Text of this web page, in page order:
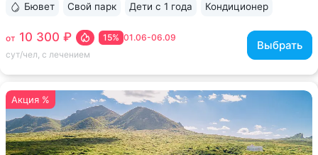
01.06-06.09
15%
от 10 300 ₽
сут/чел, с лечением
Выбрать
Бювет Свой парк Дети с 1 года Кондиционер
ещё 6
Акция %